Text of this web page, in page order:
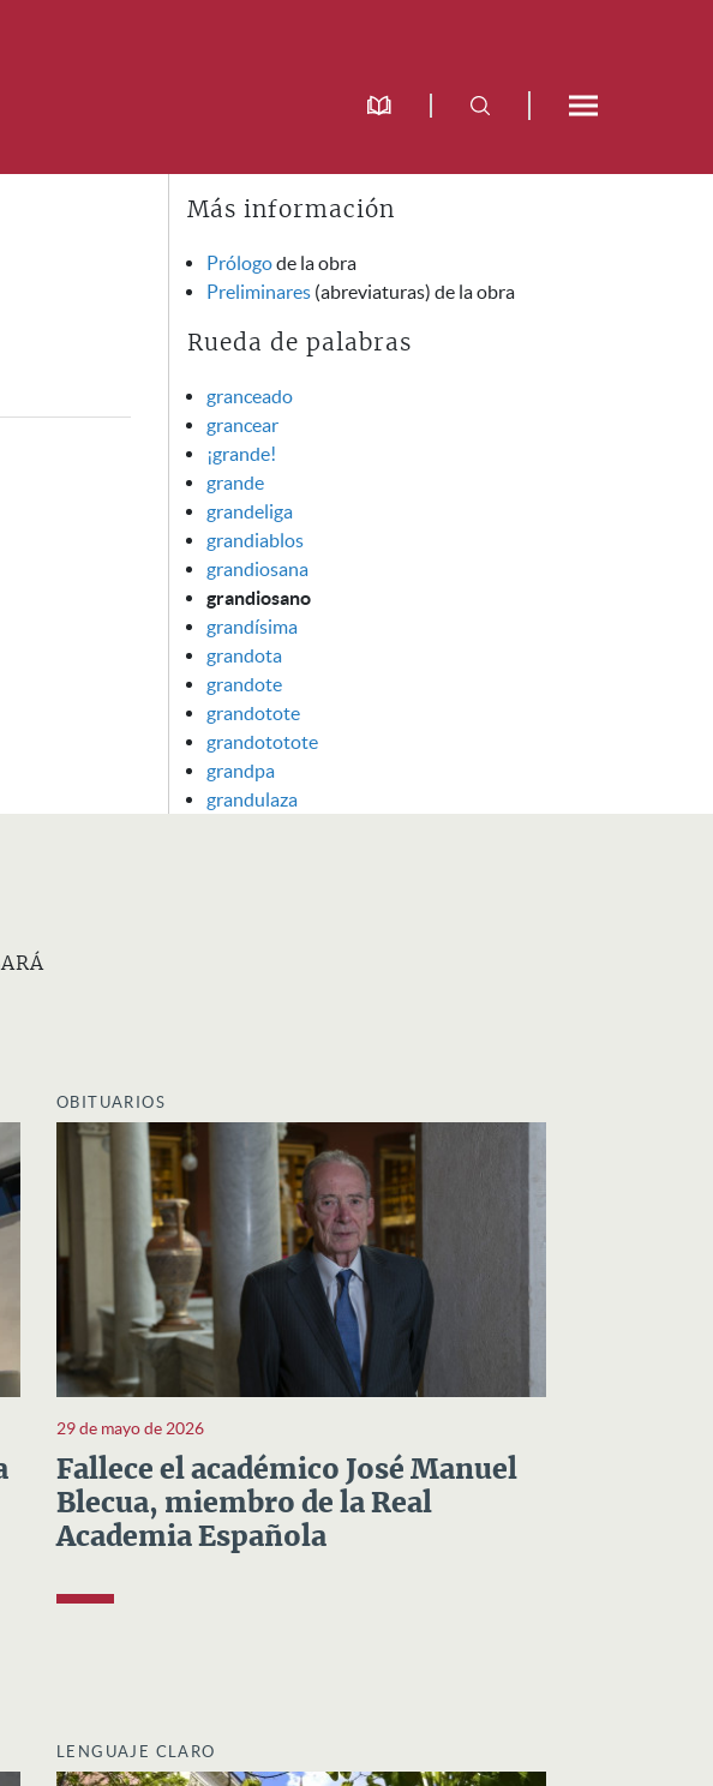
Más información
Prólogode la obra
Preliminares (abreviaturas) de la obra
Rueda de palabras
granceado
grancear
¡grande!
grande
grandeliga
grandiablos
grandiosana
grandiosano
grandísima
grandota
grandote
grandotote
grandototote
grandpa
grandulaza
OBITUARIOS
29 de mayo de 2026
Fallece el académico José Manuel
Blecua, miembro de la Real
Academia Española
LENGUAJE CLARO